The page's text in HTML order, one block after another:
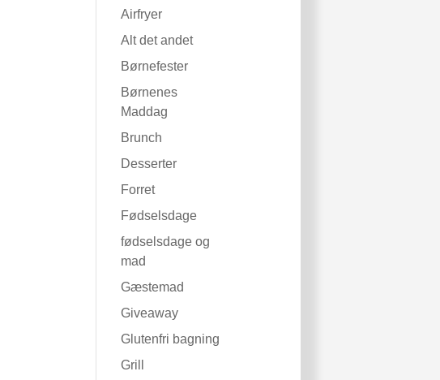
Airfryer
Alt det andet
Børnefester
Børnenes
Maddag
Brunch
Desserter
Forret
Fødselsdage
fødselsdage og
mad
Gæstemad
Giveaway
Glutenfri bagning
Grill